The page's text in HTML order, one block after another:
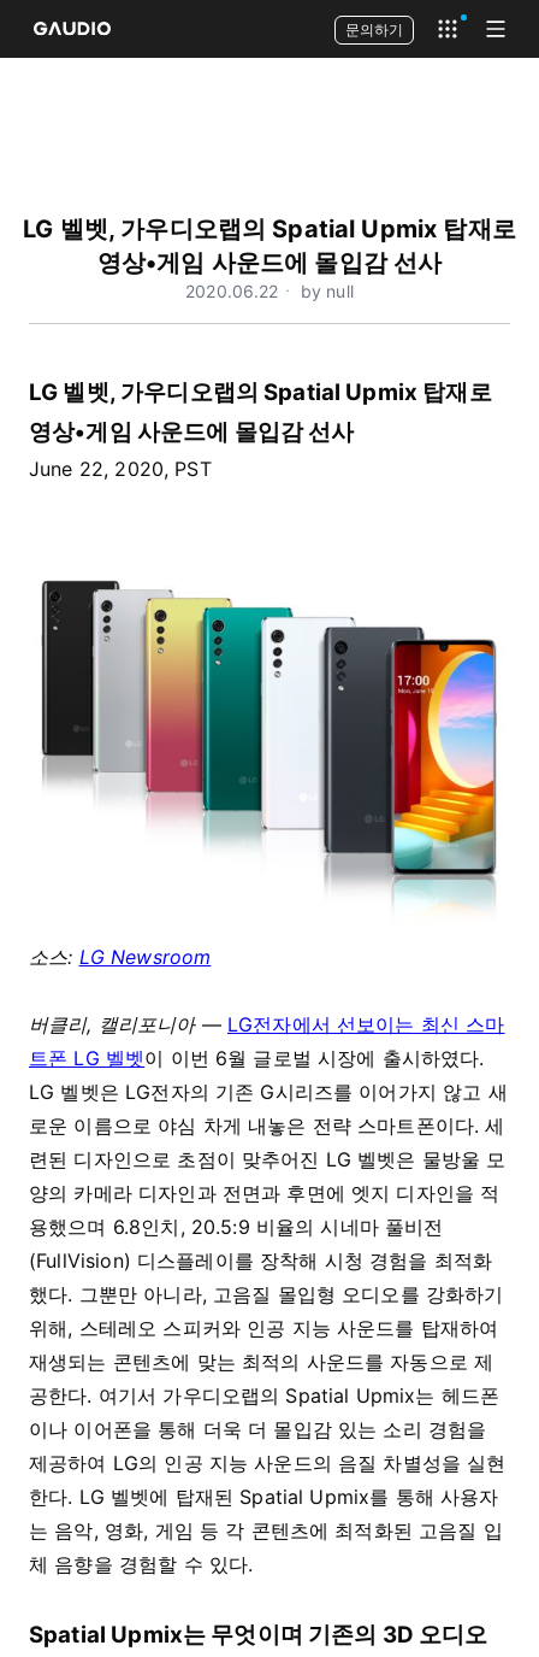
문의하기
Open app
LG 벨벳, 가우디오랩의 Spatial Upmix 탑재로
영상•게임 사운드에 몰입감 선사
2020.06.22ㆍ by null
LG 벨벳, 가우디오랩의 Spatial Upmix 탑재로
영상•게임 사운드에 몰입감 선사
June 22, 2020, PST
소스: LG Newsroom
버클리, 캘리포니아— LG전자에서 선보이는 최신 스마
트폰 LG 벨벳이 이번 6월 글로벌 시장에 출시하였다.
LG 벨벳은 LG전자의 기존 G시리즈를 이어가지 않고 새
로운 이름으로 야심 차게 내놓은 전략 스마트폰이다. 세
련된 디자인으로 초점이 맞추어진 LG 벨벳은 물방울 모
양의 카메라 디자인과 전면과 후면에 엣지 디자인을 적
용했으며 6.8인치, 20.5:9 비율의 시네마 풀비전
(FullVision) 디스플레이를 장착해 시청 경험을 최적화
했다. 그뿐만 아니라, 고음질 몰입형 오디오를 강화하기
위해, 스테레오 스피커와 인공 지능 사운드를 탑재하여
재생되는 콘텐츠에 맞는 최적의 사운드를 자동으로 제
공한다. 여기서 가우디오랩의 Spatial Upmix는 헤드폰
이나 이어폰을 통해 더욱 더 몰입감 있는 소리 경험을
제공하여 LG의 인공 지능 사운드의 음질 차별성을 실현
한다. LG 벨벳에 탑재된 Spatial Upmix를 통해 사용자
는 음악, 영화, 게임 등 각 콘텐츠에 최적화된 고음질 입
체 음향을 경험할 수 있다.
Spatial Upmix는 무엇이며 기존의 3D 오디오